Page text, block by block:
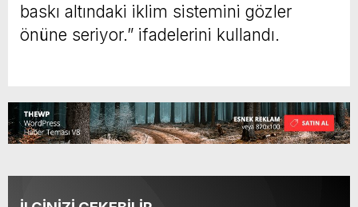
baskı altındaki iklim sistemini gözler
önüne seriyor.” ifadelerini kullandı.